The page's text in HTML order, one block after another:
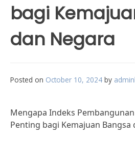
bagi
dan Negara
Posted on October 10, 2024 by
Mengapa Indeks
Penting bagi Kemajuan Bangsa